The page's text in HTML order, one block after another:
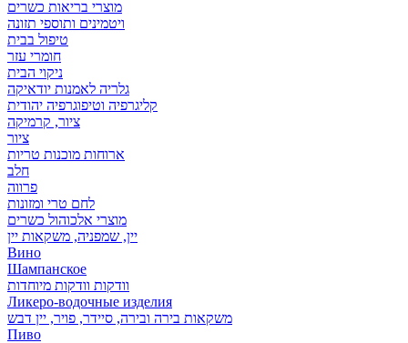
מוצרי בריאות כשרים
ויטמינים ותוספי תזונה
טיפול בבית
חומרי עזר
ניקוי הבית
גלריה לאמנות יודאיקה
קליגרפיה וטיפוגרפיה יהודית
ציור, קרמיקה
ציור
ארוחות מוכנות טריות
חלב
פרווה
לחם טרי ומזונות
מוצרי אלכוהול כשרים
יין, שמפניה, משקאות יין
Вино
Шампанское
וודקות וודקות מיוחדות
Ликеро-водочные изделия
משקאות בירה ובירה, סיידר, פויר, יין דבש
Пиво